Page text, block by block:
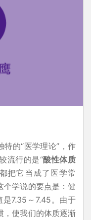
特的“医学理论”，作
流行的是“酸性体质
把它当成了医学常
个学说的要点是：健
7.35～7.45。由于
，使我们的体质逐渐